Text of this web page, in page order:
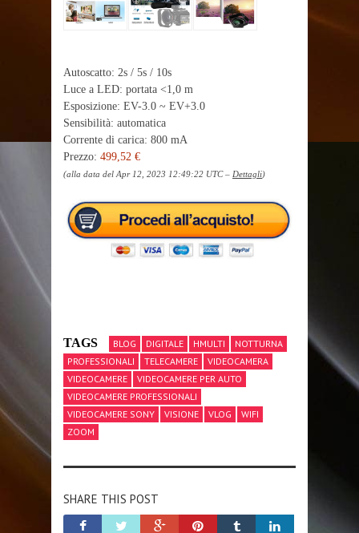
Autoscatto: 2s / 5s / 10s
Luce a LED: portata <1,0 m
Esposizione: EV-3.0 ~ EV+3.0
Sensibilità: automatica
Corrente di carica: 800 mA
Prezzo: 499,52 €
(alla data del Apr 12, 2023 12:49:22 UTC – Dettagli)
TAGS BLOG DIGITALE HMULTI
NOTTURNA
PROFESSIONALI
TELECAMERE
VIDEOCAMERA
VIDEOCAMERE
VIDEOCAMERE PER AUTO
VIDEOCAMERE PROFESSIONALI
VIDEOCAMERE SONY
VISIONE VLOG
WIFI
ZOOM
SHARE THIS POST